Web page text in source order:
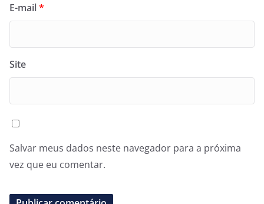
E-mail*
Site
Salvar meus dados neste navegador para a próxima
vez que eu comentar.